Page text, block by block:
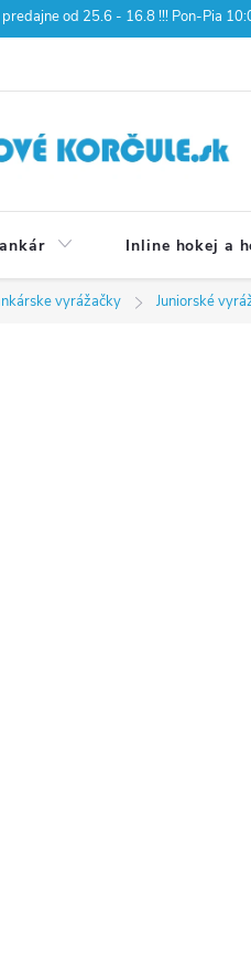
predajne od 25.6 - 16.8 !!! Pon-Pia
Inline hokej a
vyrážačky Juniorské